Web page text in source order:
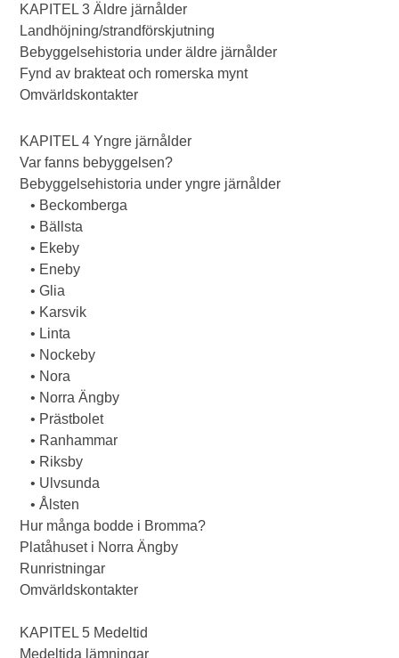
KAPITEL 3 Äldre järnålder
Landhöjning/strandförskjutning
Bebyggelsehistoria under äldre järnålder
Fynd av brakteat och romerska mynt
Omvärldskontakter
KAPITEL 4 Yngre järnålder
Var fanns bebyggelsen?
Bebyggelsehistoria under yngre järnålder
• Beckomberga
• Bällsta
• Ekeby
• Eneby
• Glia
• Karsvik
• Linta
• Nockeby
• Nora
• Norra Ängby
• Prästbolet
• Ranhammar
• Riksby
• Ulvsunda
• Ålsten
Hur många bodde i Bromma?
Platåhuset i Norra Ängby
Runristningar
Omvärldskontakter
KAPITEL 5 Medeltid
Medeltida lämningar